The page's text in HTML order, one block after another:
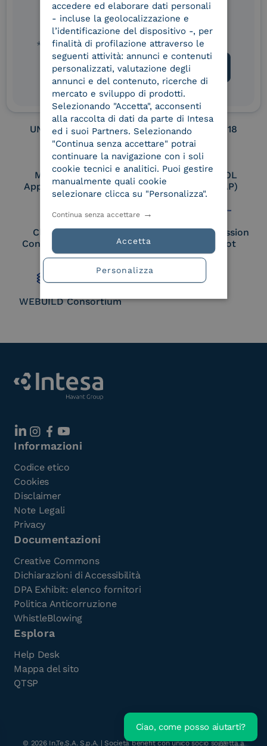
Conservatore
qualificato
UNI EN ISO 37001
UNI EN ISO 9001 UNI EN ISO 27001
UNI EN ISO 27017 UNI EN ISO 27018
Membro Adobe
Approved Trust List
Certified PEPPOL
Access Point (AP)
Cloud Signature
Consortium Member
European Commission
Large Scale Pilot
Member
WEBUILD Consortium
* campo obbligatorio
Informazioni
Codice etico
Cookies
Disclaimer
Note Legali
Privacy
Documentazioni
Creative Commons
Dichiarazioni di Accessibilità
DPA Exhibit: elenco fornitori
Politica Anticorruzione
WhistleBlowing
Esplora
Help Desk
Mappa del sito
QTSP
© 2026In.Te.S.A. S.p.A. | Società benefit con unico socio soggetta a
accedere ed elaborare dati personali
- incluse la geolocalizzazione e
l’identificazione del dispositivo -, per
finalità di profilazione attraverso le
seguenti attività: annunci e contenuti
personalizzati, valutazione degli
annunci e del contenuto, ricerche di
mercato e sviluppo di prodotti.
Selezionando "Accetta", acconsenti
alla raccolta di dati da parte di Intesa
ed i suoi Partners. Selezionando
"Continua senza accettare" potrai
continuare la navigazione con i soli
cookie tecnici e analitici. Puoi gestire
manualmente quali cookie
selezionare clicca su "Personalizza".
Accetta
Continua senza accettare
Personalizza
Ciao, come posso aiutarti?